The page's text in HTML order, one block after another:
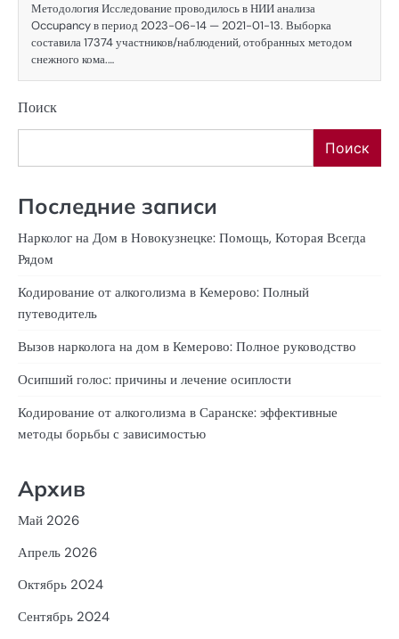
Методология Исследование проводилось в НИИ анализа
Occupancy в период 2023-06-14 — 2021-01-13. Выборка
составила 17374 участников/наблюдений, отобранных методом
снежного кома.…
Поиск
Поиск
Последние записи
Нарколог на Дом в Новокузнецке: Помощь, Которая Всегда
Рядом
Кодирование от алкоголизма в Кемерово: Полный
путеводитель
Вызов нарколога на дом в Кемерово: Полное руководство
Осипший голос: причины и лечение осиплости
Кодирование от алкоголизма в Саранске: эффективные
методы борьбы с зависимостью
Архив
Май 2026
Апрель 2026
Октябрь 2024
Сентябрь 2024